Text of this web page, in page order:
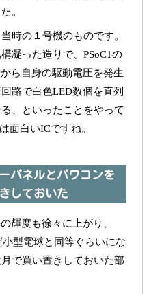
。
時の１号機のものです。
凝った造りで、PSoC1の
ら自身の駆動電圧を発生
路で白色LED数個を直列
、といったことをやって
面白いICですね。
パネルとパワコンを
しておいた
輝度も徐々に上がり、
型電球と同等ぐらいにな
で買い置きしておいた部